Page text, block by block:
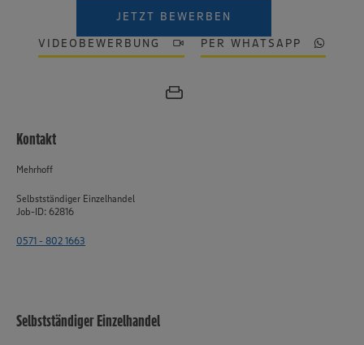
Website zu personalisieren und Ihnen möglichst relevante
Inhalte anzubieten. Ihre Einwilligung in die Nutzung von
JETZT BEWERBEN
VIDEOBEWERBUNG
PER WHATSAPP
Kontakt
Mehrhoff
Selbstständiger Einzelhandel
Job-ID: 62816
0571 - 802 1663
Selbstständiger Einzelhandel